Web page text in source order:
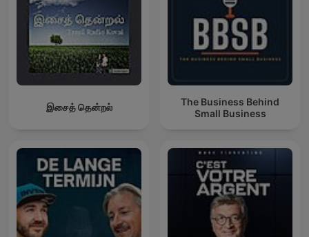
இசைத் தென்றல்
The Business Behind
Small Business